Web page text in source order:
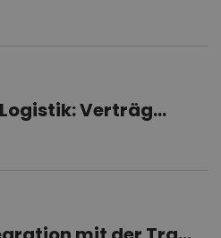
Verträg...